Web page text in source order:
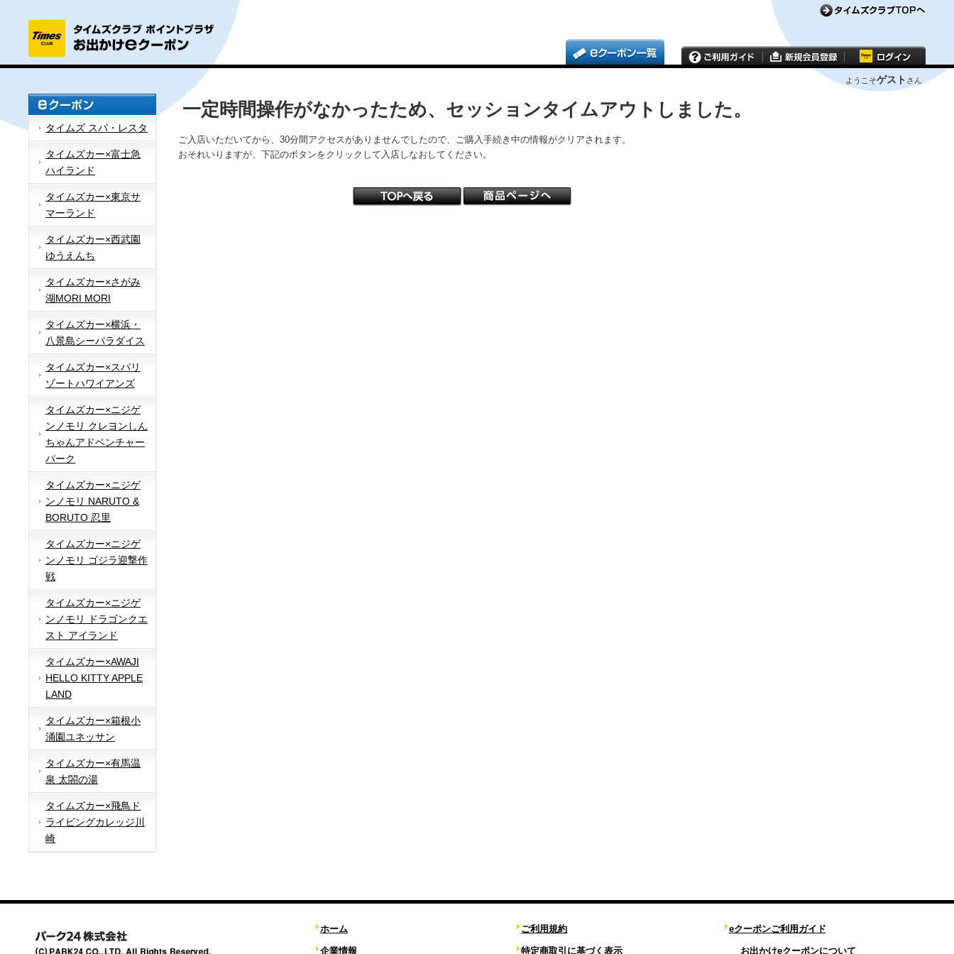
ようこそゲスト さん
タイムズ スパ・レスタ
タイムズカー×富士急
ハイランド
タイムズカー×東京サ
マーランド
タイムズカー×西武園
ゆうえんち
タイムズカー×さがみ
湖MORI MORI
タイムズカー×横浜・
八景島シーパラダイス
タイムズカー×スパリ
ゾートハワイアンズ
タイムズカー×ニジゲ
ンノモリ クレヨンしん
ちゃんアドベンチャー
パーク
タイムズカー×ニジゲ
ンノモリ NARUTO &
BORUTO 忍里
タイムズカー×ニジゲ
ンノモリ ゴジラ迎撃作
戦
タイムズカー×ニジゲ
ンノモリ ドラゴンクエ
スト アイランド
タイムズカー×AWAJI
HELLO KITTY APPLE
LAND
タイムズカー×箱根小
涌園ユネッサン
タイムズカー×有馬温
泉 太閤の湯
タイムズカー×飛鳥ド
ライビングカレッジ川
崎
一定時間操作がなかったため、セッションタイムアウトしました。
ご入店いただいてから、30分間アクセスがありませんでしたので、ご購入手続き中の情報がクリアされます。
おそれいりますが、下記のボタンをクリックして入店しなおしてください。
ホーム
企業情報
ご利用規約
特定商取引に基づく表示
eクーポンご利用ガイド
お出かけeクーポンについて